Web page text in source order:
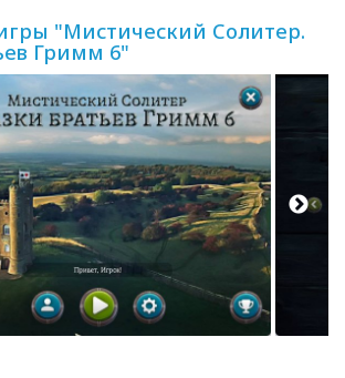
"Мистический Солитер.
Гримм 6"